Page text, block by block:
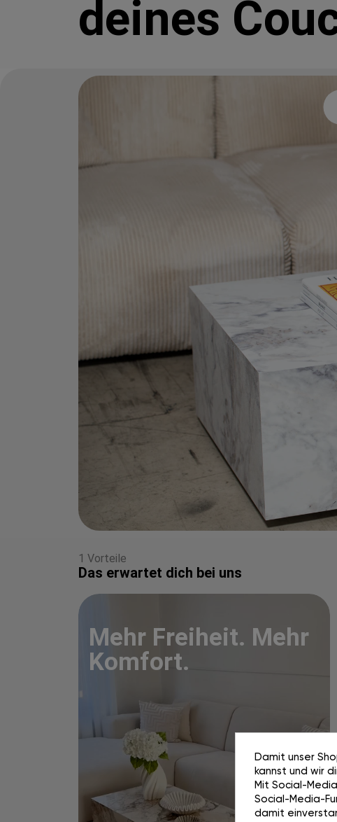
deines
1 Vorteile
Das erwartet dich bei uns
Mehr Freiheit. Mehr
Komfort.
Damit unser
kannst und wir
Mit Social-
Social-Media-
damit